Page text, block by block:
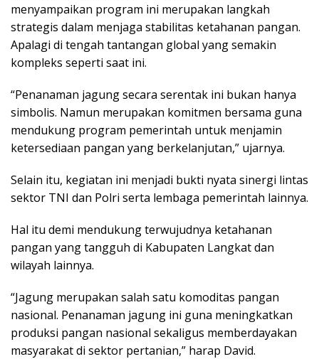
menyampaikan program ini merupakan langkah
strategis dalam menjaga stabilitas ketahanan pangan.
Apalagi di tengah tantangan global yang semakin
kompleks seperti saat ini.
“Penanaman jagung secara serentak ini bukan hanya
simbolis. Namun merupakan komitmen bersama guna
mendukung program pemerintah untuk menjamin
ketersediaan pangan yang berkelanjutan,” ujarnya.
Selain itu, kegiatan ini menjadi bukti nyata sinergi lintas
sektor TNI dan Polri serta lembaga pemerintah lainnya.
Hal itu demi mendukung terwujudnya ketahanan
pangan yang tangguh di Kabupaten Langkat dan
wilayah lainnya.
“Jagung merupakan salah satu komoditas pangan
nasional. Penanaman jagung ini guna meningkatkan
produksi pangan nasional sekaligus memberdayakan
masyarakat di sektor pertanian,” harap David.